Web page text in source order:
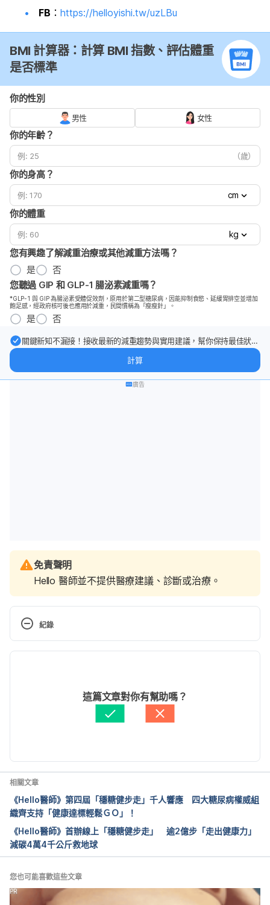
FB ： https://helloyishi.tw/uzLBu
BMI 計算器：計算 BMI 指數、評估體重
是否標準
你的性別
男性 女性
你的年齡？
（歲）
你的身高？
cm
你的體重
kg
您有興趣了解減重治療或其他減重方法嗎？
是
否
您聽過 GIP 和 GLP-1 腸泌素減重嗎？
*GLP-1 與 GIP 為腸泌素受體促效劑，原用於第二型糖尿病，因能抑制食慾、延緩胃排空並增加
飽足感，經政府核可後也應用於減重，民間慣稱為「瘦瘦針」。
是 否
關鍵新知不漏接！接收最新的減重趨勢與實用建議，幫你保持最佳狀
計算
廣告
免責聲明
Hello 醫師並不提供醫療建議、診斷或治療。
紀錄
張凱安 Kyle Chang
Hello 醫師
張凱安 Kyle Chang
這篇文章對你有幫助嗎？
相關文章
《Hello醫師》第四屆「穩糖健步走」千人響應 四大糖尿病權威組
織齊支持「健康達標輕鬆ＧＯ」！
《Hello醫師》首辦線上「穩糖健步走」 逾2億步「走出健康力」
減碳4萬4千公斤救地球
您也可能喜歡這些文章
PR